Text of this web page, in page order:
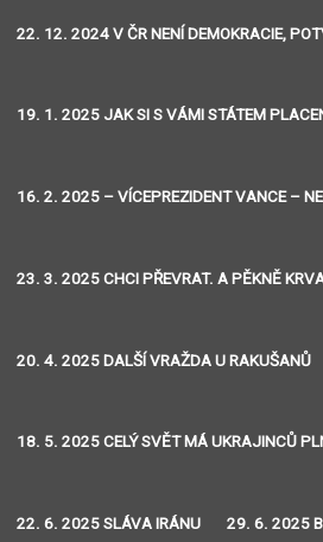
22. 12. 2024 V ČR NENÍ DEMOKRACIE,
19. 1. 2025 JAK SI S VÁMI STÁTEM
16. 2. 2025 – VÍCEPREZIDENT VANCE –
23. 3. 2025 CHCI PŘEVRAT. A PĚKNĚ
20. 4. 2025 DALŠÍ VRAŽDA U RAKUŠANŮ
18. 5. 2025 CELÝ SVĚT MÁ UKRAJINCŮ
22. 6. 2025 SLÁVA IRÁNU 29. 6. 2025